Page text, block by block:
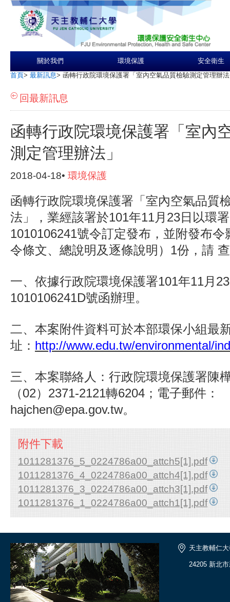
關於我們 環境保護 安全衛生
首頁> 最新訊息> 函轉行政院環境保護署「室內空氣品質檢驗測定管理辦
回最新訊息
函轉行政院環境保護署「室內
測定管理辦法」
2018-04-18• 環境保護
函轉行政院環境保護署「室內空氣品質
法」，業經該署於101年11月23日以環
1010106241號令訂定發布，並附發布令
令條文、總說明及逐條說明）1份，請
一、依據行政院環境保護署101年11月
1010106241D號函辦理。
二、本案附件資料可於本部環保小組最
址： http://www.edu.tw/environmental/
三、本案聯絡人：行政院環境保護署陳
（02）2371-2121轉6204；電子郵件：
hajchen@epa.gov.tw。
附件下載
1011281376_5_0224786a00_attch5[1].pdf
1011281376_4_0224786a00_attch4[1].pdf
1011281376_3_0224786a00_attch3[1].pdf
1011281376_1_0224786a00_attch1[1].pdf
天主教輔仁
24205 新北